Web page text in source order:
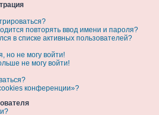
повторять ввод имени и пароля?
в списке активных пользователей?
но не могу войти!
не могу войти!
конференции»?